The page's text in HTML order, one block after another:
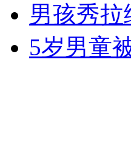
走！跟着总书记去植树
男孩秀
5岁男童